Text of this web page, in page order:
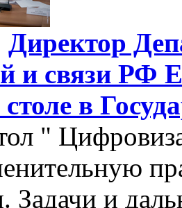
Директор
и связи РФ
в
"
Задачи и